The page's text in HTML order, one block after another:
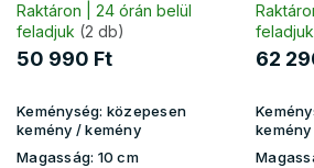
Raktáron | 24 órán belül
feladjuk (2 db)
50 990 Ft
Keménység: közepesen
kemény / kemény
Magasság: 10 cm
feladjuk
62